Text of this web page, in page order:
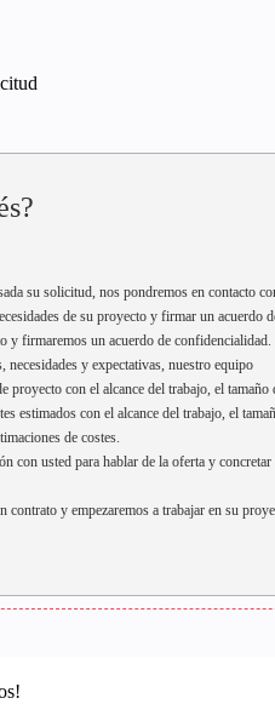
su solicitud, nos pondremos en contacto
de su proyecto y firmar un acuerdo
y firmaremos un acuerdo de confidencialidad.
necesidades y expectativas, nuestro equipo
proyecto con el alcance del trabajo, el tamaño
estimados con el alcance del trabajo, el
de costes.
con usted para hablar de la oferta y concretar
contrato y empezaremos a trabajar en su